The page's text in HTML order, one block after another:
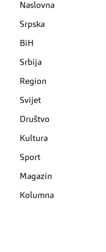
Naslovna
Srpska
BiH
Srbija
Region
Svijet
Društvo
Kultura
Sport
Magazin
Kolumna